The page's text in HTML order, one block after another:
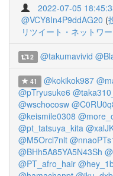
2022-07-05
@VCY8In4P9ddAG20 (
リツイート・ネットワ
2 @takumavivid
41 @kokikok987
@pTryusuke6
@wschocosw
@keismile0308
@pt_tatsuya_kita
@M5Orcl7nlt
@BHh5A85YA5N43Sh
@PT_afro_hair